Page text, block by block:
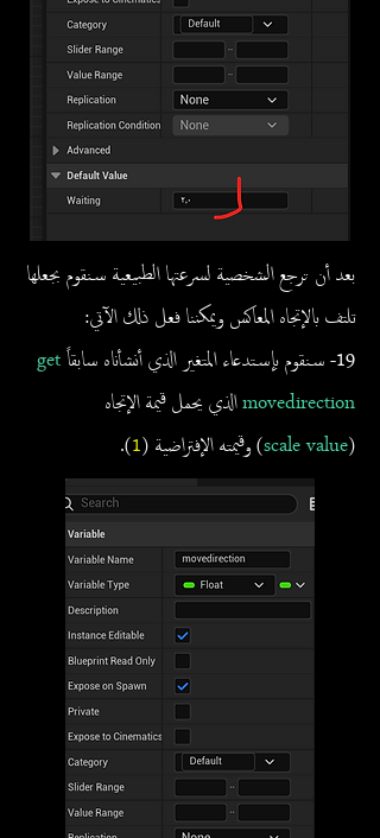
بعد أن ترجع الشخصية لسرعتها الطبيعية سنقوم بجعلها
تلتف بالإتجاه المعاكس ويمكننا فعل ذلك الآتي:
19- سنقوم بإستدعاء المتغير الذي أنشأناه سابقاً
get
movedirectionالذي يحمل قيمة الإتجاه
(
scale value) وقيمته الإفتراضية (1
).